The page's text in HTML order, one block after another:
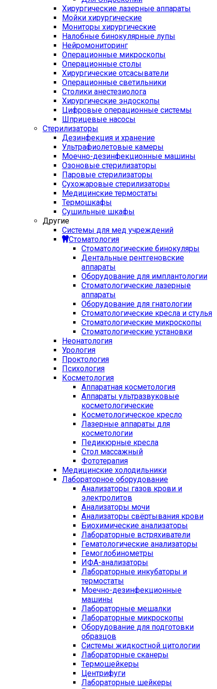
Хирургические лазерные аппараты
Мойки хирургические
Мониторы хирургические
Налобные бинокулярные лупы
Нейромониторинг
Операционные микроскопы
Операционные столы
Хирургические отсасыватели
Операционные светильники
Столики анестезиолога
Хирургические эндоскопы
Цифровые операционные системы
Шприцевые насосы
Стерилизаторы
Дезинфекция и хранение
Ультрафиолетовые камеры
Моечно-дезинфекционные машины
Озоновые стерилизаторы
Паровые стерилизаторы
Сухожаровые стерилизаторы
Медицинские термостаты
Термошкафы
Сушильные шкафы
Другие
Системы для мед учреждений
Стоматология
Стоматологические бинокуляры
Дентальные рентгеновские
аппараты
Оборудование для имплантологии
Стоматологические лазерные
аппараты
Оборудование для гнатологии
Стоматологические кресла и стулья
Стоматологические микроскопы
Стоматологические установки
Неонатология
Урология
Проктология
Психология
Косметология
Аппаратная косметология
Аппараты ультразвуковые
косметологические
Косметологическое кресло
Лазерные аппараты для
косметологии
Педикюрные кресла
Стол массажный
Фототерапия
Медицинские холодильники
Лабораторное оборудование
Анализаторы газов крови и
электролитов
Анализаторы мочи
Анализаторы свёртывания крови
Биохимические анализаторы
Лабораторные встряхиватели
Гематологические анализаторы
Гемоглобинометры
ИФА-анализаторы
Лабораторные инкубаторы и
термостаты
Моечно-дезинфекционные
машины
Лабораторные мешалки
Лабораторные микроскопы
Оборудование для подготовки
образцов
Системы жидкостной цитологии
Лабораторные сканеры
Термошейкеры
Центрифуги
Лабораторные шейкеры